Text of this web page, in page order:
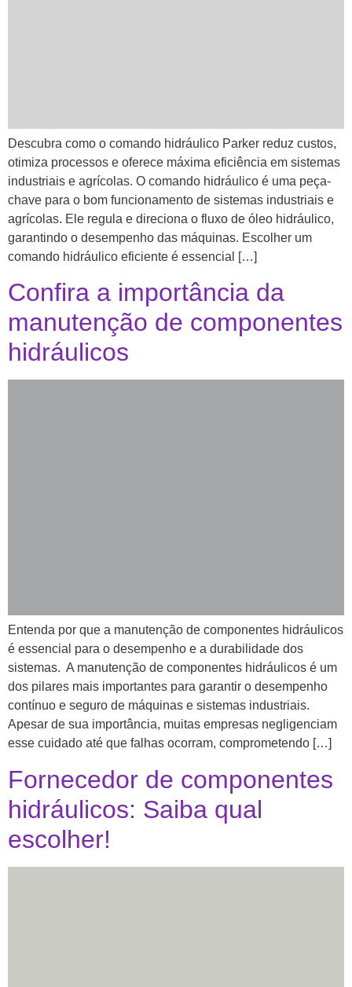
Descubra como o comando hidráulico Parker reduz custos,
otimiza processos e oferece máxima eficiência em sistemas
industriais e agrícolas. O comando hidráulico é uma peça-
chave para o bom funcionamento de sistemas industriais e
agrícolas. Ele regula e direciona o fluxo de óleo hidráulico,
garantindo o desempenho das máquinas. Escolher um
comando hidráulico eficiente é essencial […]
Confira a importância da
manutenção de componentes
hidráulicos
Entenda por que a manutenção de componentes hidráulicos
é essencial para o desempenho e a durabilidade dos
sistemas. A manutenção de componentes hidráulicos é um
dos pilares mais importantes para garantir o desempenho
contínuo e seguro de máquinas e sistemas industriais.
Apesar de sua importância, muitas empresas negligenciam
esse cuidado até que falhas ocorram, comprometendo […]
Fornecedor de componentes
hidráulicos: Saiba qual
escolher!